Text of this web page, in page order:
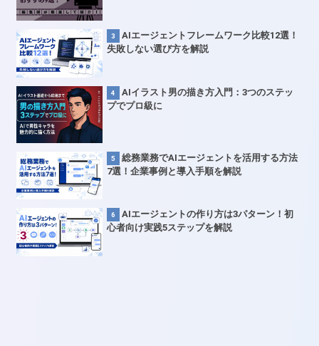
AIエージェントフレームワーク比較12選！
失敗しない選び方を解説
AIイラスト男の描き方入門：3つのステッ
プでプロ級に
総務業務でAIエージェントを活用する方法
7選！企業事例と導入手順を解説
AIエージェントの作り方は3パターン！初
心者向け実践5ステップを解説